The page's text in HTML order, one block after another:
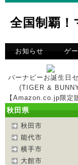
全国制覇！
お知らせ ゲ
バーナビーお誕生日
(TIGER &
【Amazon.co.jp限定
秋田県
秋田市
能代市
横手市
大館市